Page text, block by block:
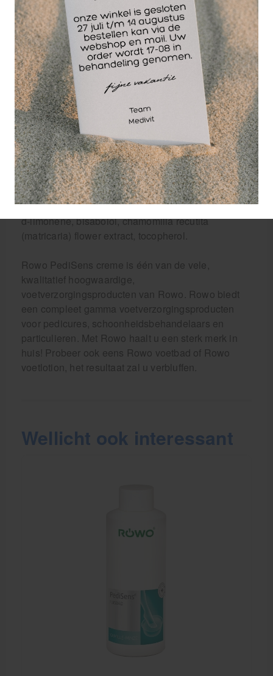
Heeft een koelend effect en maakt de huid
soepel
Dun aanbrengen en 1 - 2 keer per dag wrijven,
bij voorkeur na een Rowo voetbad
Bevat onder andere: kamille, kamfer, muntolie
Dermatologisch getest
Na openen 12 maanden houdbaar
Inhoudstoffen Rowo PediSens voetcreme:
aqua, glyceryl stearate, palmitic acid, stearic acid,
ceteareth-12, octyldodecanol, paraffinum liquidum,
dimethicone, phenoxyethanol, sodium
caproyl/lauroyl lactylate, camphor, mentha arvensis
leaf oil, glycine soja, xanthan gum, farnesol, cetyl
alcohol, sodium lactate, caprylyl glycol, carbomer,
d-limonene, bisabolol, chamomilla recutita
(matricaria) flower extract, tocopherol.
Rowo PediSens creme is één van de vele,
kwalitatief hoogwaardige,
voetverzorgingsproducten van Rowo. Rowo biedt
een compleet gamma voetverzorgingsproducten
voor pedicures, schoonheidsbehandelaars en
particulieren. Met Rowo haalt u een sterk merk in
huis! Probeer ook eens Rowo voetbad of Rowo
voetlotion, het resultaat zal u verbluffen.
Wellicht ook interessant